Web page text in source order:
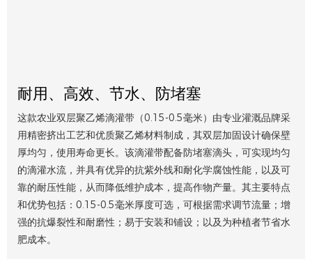
耐用、高效、节水、防堵塞
这款农业双层聚乙烯滴灌带（0.15-0.5毫米）由专业灌溉品牌采
用精密挤出工艺和优质聚乙烯材料制成，其双层加固设计确保壁
厚均匀，使用寿命更长。该滴灌带配备防堵塞滴头，可实现均匀
的滴灌水流，并具有优异的抗紫外线和耐化学腐蚀性能，以及可
靠的耐压性能，从而降低维护成本，提高作物产量。其主要特点
和优势包括：0.15-0.5毫米厚度可选，可根据需求调节流量；增
强的抗爆裂性和耐磨性；易于安装和铺设；以及为种植者节省水
肥成本。